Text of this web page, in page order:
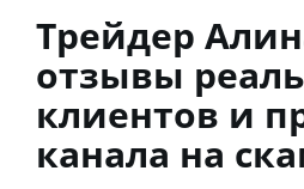
Трейдер
отзывы
клиентов и
канала на